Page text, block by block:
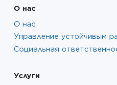
О нас
О нас
Управление устойчивым
Социальная
Услуги